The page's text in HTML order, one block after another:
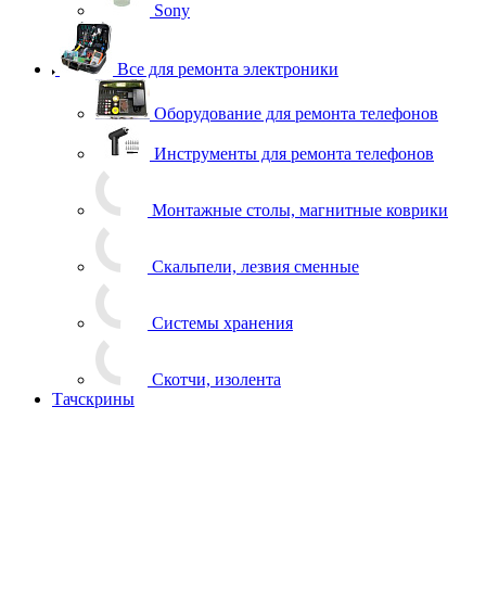
Sony
Все для ремонта электроники
Оборудование для ремонта телефонов
Инструменты для ремонта телефонов
Системы хранения
Скотчи, изолента
Тачскрины